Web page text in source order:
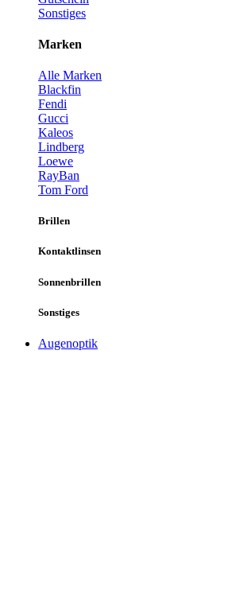
Sonstiges
Marken
Alle Marken
Blackfin
Fendi
Gucci
Kaleos
Lindberg
Loewe
RayBan
Tom Ford
Brillen
Kontaktlinsen
Sonnenbrillen
Sonstiges
Augenoptik